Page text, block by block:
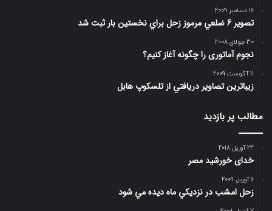
16 دسامبر 2009
تصوير 6 ضلعي مرموز زحل براي نخستين بار ثبت شد
30 جولای 2008
نجوم آماتوری را چگونه آغاز کنیم؟
11 آگوست 2009
زيباترين تصاوير دريافتي از تلسكوپ هابل
مطالب پر بازدید
24 آوریل 2018
خدای خورشید مصر
6 آوریل 2009
زحل امشب در نزديكي ماه ديده مي شود